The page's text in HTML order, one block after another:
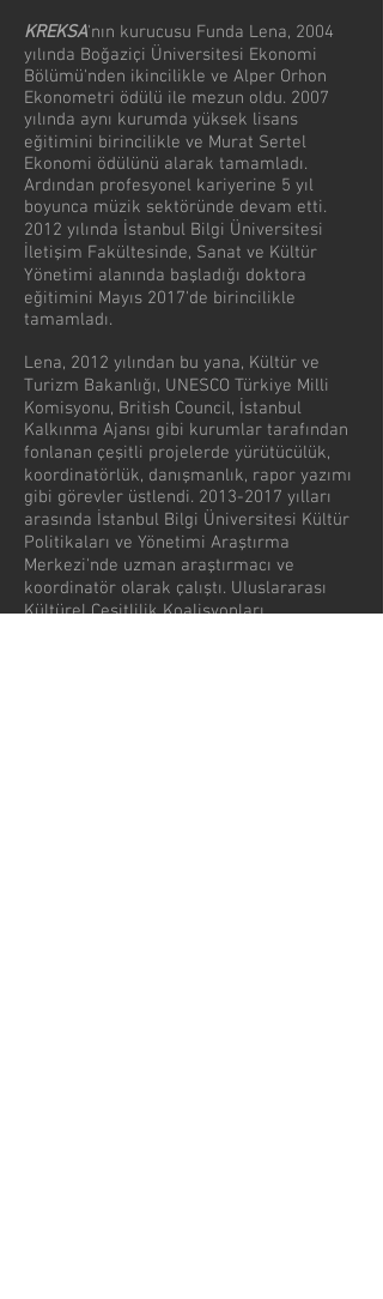
KREKSA'nın kurucusu Funda Lena, 2004
yılında Boğaziçi Üniversitesi Ekonomi
Bölümü'nden ikincilikle ve Alper Orhon
Ekonometri ödülü ile mezun oldu. 2007
yılında aynı kurumda yüksek lisans
eğitimini birincilikle ve Murat Sertel
Ekonomi ödülünü alarak tamamladı.
Ardından profesyonel kariyerine 5 yıl
boyunca müzik sektöründe devam etti.
2012 yılında İstanbul Bilgi Üniversitesi
İletişim Fakültesinde, Sanat ve Kültür
Yönetimi alanında başladığı doktora
eğitimini Mayıs 2017'de birincilikle
tamamladı.
Lena, 2012 yılından bu yana, Kültür ve
Turizm Bakanlığı, UNESCO Türkiye Milli
Komisyonu, British Council, İstanbul
Kalkınma Ajansı gibi kurumlar tarafından
fonlanan çeşitli projelerde yürütücülük,
koordinatörlük, danışmanlık, rapor yazımı
gibi görevler üstlendi. 2013-2017 yılları
arasında İstanbul Bilgi Üniversitesi Kültür
Politikaları ve Yönetimi Araştırma
Merkezi'nde uzman araştırmacı ve
koordinatör olarak çalıştı. Uluslararası
Kültürel Çeşitlilik Koalisyonları